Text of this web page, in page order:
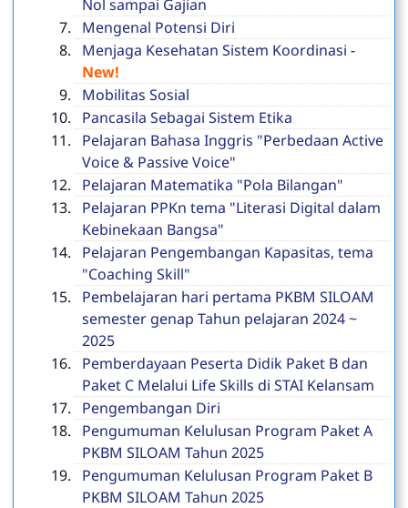
Nol sampai Gajian
Mengenal Potensi Diri
Menjaga Kesehatan Sistem Koordinasi -
New!
Mobilitas Sosial
Pancasila Sebagai Sistem Etika
Pelajaran Bahasa Inggris "Perbedaan Active
Voice & Passive Voice"
Pelajaran Matematika "Pola Bilangan"
Pelajaran PPKn tema "Literasi Digital dalam
Kebinekaan Bangsa"
Pelajaran Pengembangan Kapasitas, tema
"Coaching Skill"
Pembelajaran hari pertama PKBM SILOAM
semester genap Tahun pelajaran 2024 ~
2025
Pemberdayaan Peserta Didik Paket B dan
Paket C Melalui Life Skills di STAI Kelansam
Pengembangan Diri
Pengumuman Kelulusan Program Paket A
PKBM SILOAM Tahun 2025
Pengumuman Kelulusan Program Paket B
PKBM SILOAM Tahun 2025